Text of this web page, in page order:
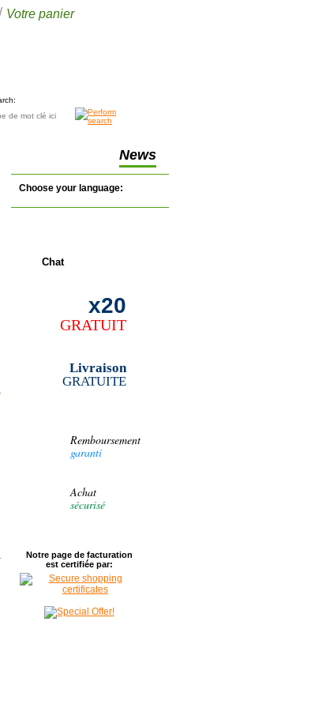
Votre panier
News
Choose your language:
Chat
x20
GRATUIT
Livraison
GRATUITE
Remboursement
garanti
Achat
sécurisé
Notre page de facturation
est certifiée par: